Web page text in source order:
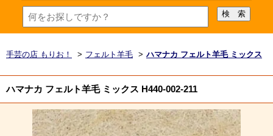
手芸の店 もりお！ > フェルト羊毛 > ハマナカ フェルト羊毛 ミックス
ハマナカ フェルト羊毛 ミックス H440-002-211